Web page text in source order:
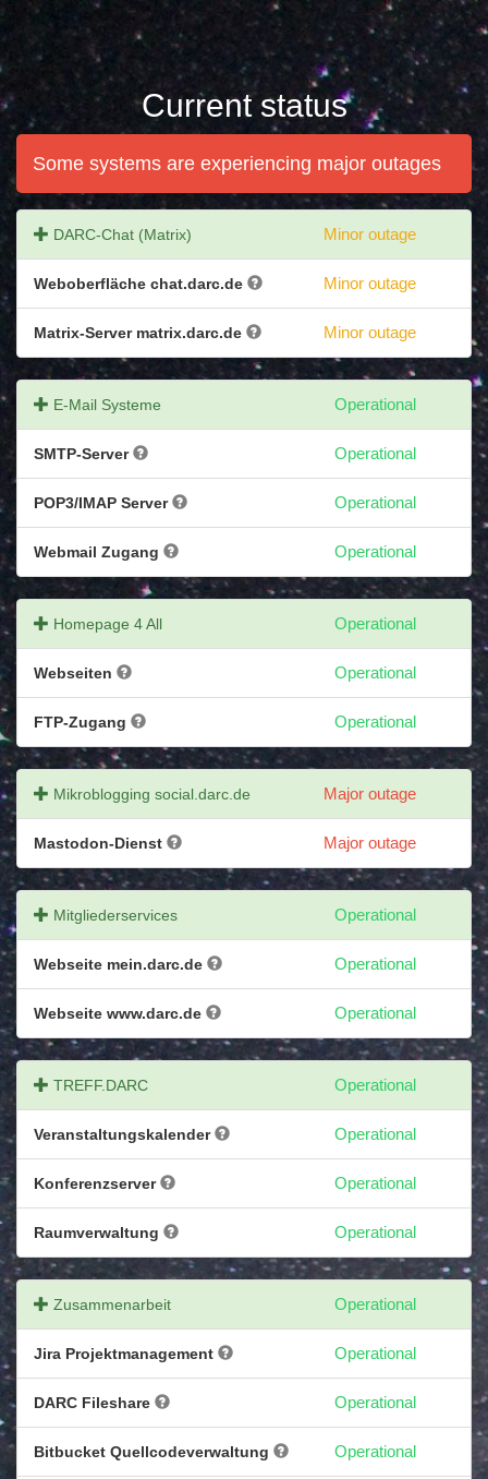
Current status
Some systems are experiencing major outages
DARC-Chat (Matrix) Minor outage
Weboberfläche chat.darc.de Minor outage
Matrix-Server matrix.darc.de Minor outage
E-Mail Systeme Operational
SMTP-Server Operational
POP3/IMAP Server Operational
Webmail Zugang Operational
Homepage 4 All Operational
Webseiten Operational
FTP-Zugang Operational
Mikroblogging social.darc.de Major outage
Mastodon-Dienst Major outage
Mitgliederservices Operational
Webseite mein.darc.de Operational
Webseite www.darc.de Operational
TREFF.DARC Operational
Veranstaltungskalender Operational
Konferenzserver Operational
Raumverwaltung Operational
Zusammenarbeit Operational
Jira Projektmanagement Operational
DARC Fileshare Operational
Bitbucket Quellcodeverwaltung Operational